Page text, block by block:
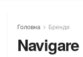
Головна Бренди
Navigare